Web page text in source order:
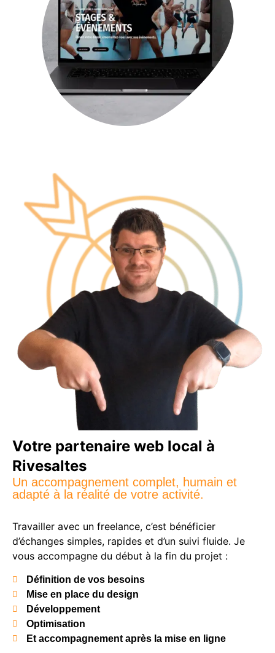
Votre partenaire web local à
Rivesaltes
Un accompagnement complet, humain et
adapté à la réalité de votre activité.
Travailler avec un freelance, c’est bénéficier
d’échanges simples, rapides et d’un suivi fluide. Je
vous accompagne du début à la fin du projet :
Définition de vos besoins
Mise en place du design
Développement
Optimisation
Et accompagnement après la mise en ligne